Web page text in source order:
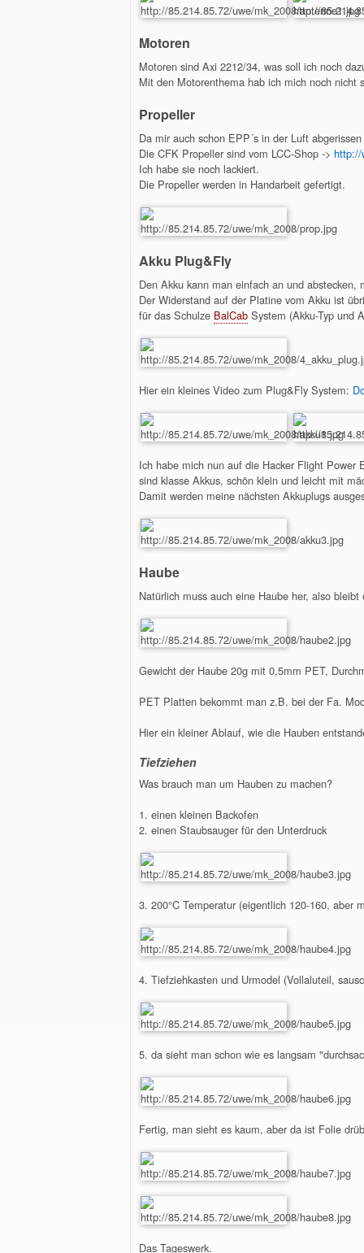
Motoren
Motoren sind Axi 2212/34, was soll ich noch
Mit den Motorenthema hab ich mich noch nicht
Propeller
Da mir auch schon EPP´s in der Luft
Die CFK Propeller sind vom LCC-Shop -> http://
Ich habe sie noch lackiert.
Die Propeller werden in Handarbeit gefertigt.
Akku Plug&Fly
Den Akku kann man einfach an und abstecken,
Der Widerstand auf der Platine vom Akku ist
für das Schulze BalCab System (Akku-Typ und
Hier ein kleines Video zum Plug&Fly System:
Ich habe mich nun auf die Hacker Flight Power
sind klasse Akkus, schön klein und leicht mit
Damit werden meine nächsten Akkuplugs
Haube
Natürlich muss auch eine Haube her, also
Gewicht der Haube 20g mit 0,5mm PET,
PET Platten bekommt man z.B. bei der Fa.
Hier ein kleiner Ablauf, wie die Hauben
Tiefziehen
Was brauch man um Hauben zu machen?
1. einen kleinen Backofen
2. einen Staubsauger für den Unterdruck
3. 200°C Temperatur (eigentlich 120-160, aber
4. Tiefziehkasten und Urmodel (Vollaluteil,
5. da sieht man schon wie es langsam
Fertig, man sieht es kaum, aber da ist Folie
Das Tageswerk.